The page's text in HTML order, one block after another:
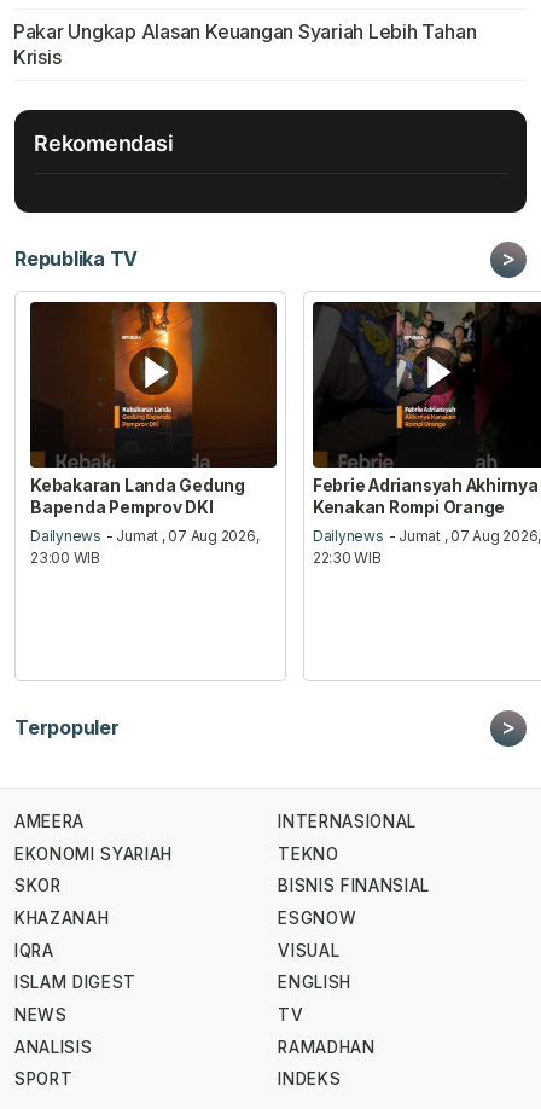
Pakar Ungkap Alasan Keuangan Syariah Lebih Tahan
Krisis
Rekomendasi
Republika TV >
Kebakaran Landa Gedung
Bapenda Pemprov DKI
Dailynews - Jumat , 07 Aug 2026,
23:00 WIB
Febrie Adriansyah Akhirnya
Kenakan Rompi Orange
Dailynews - Jumat , 07 Aug 2026,
22:30 WIB
Terpopuler >
AMEERA
EKONOMI SYARIAH
SKOR
KHAZANAH
IQRA
ISLAM DIGEST
NEWS
ANALISIS
SPORT
INTERNASIONAL
TEKNO
BISNIS FINANSIAL
ESGNOW
VISUAL
ENGLISH
TV
RAMADHAN
INDEKS